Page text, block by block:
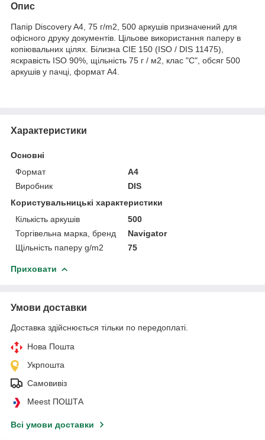
Опис
Папір Discovery A4, 75 г/m2, 500 аркушів призначений для
офісного друку документів. Цільове використання паперу в
копіювальних цілях. Білизна CIE 150 (ISO / DIS 11475),
яскравість ISO 90%, щільність 75 г / м2, клас "С", обсяг 500
аркушів у пачці, формат А4.
Характеристики
Основні
Формат
A4
Виробник
DIS
Користувальницькі характеристики
Кількість аркушів
500
Торгівельна марка, бренд
Navigator
Щільність паперу g/m2
75
Приховати
Умови доставки
Доставка здійснюється тільки по передоплаті.
Нова Пошта
Укрпошта
Самовивіз
Meest ПОШТА
Всі умови доставки